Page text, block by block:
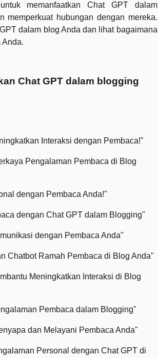
memanfaatkan Chat GPT dalam
memperkuat hubungan dengan mereka.
dalam blog Anda dan lihat bagaimana
Anda.
Chat GPT dalam blogging
Interaksi dengan Pembaca!"
Pengalaman Pembaca di Blog
dengan Pembaca Anda!"
dengan Chat GPT dalam Blogging"
dengan Pembaca Anda"
Chatbot Ramah Pembaca di Blog Anda"
Meningkatkan Interaksi di Blog
Pembaca dalam Blogging"
dan Melayani Pembaca Anda"
Personal dengan Chat GPT di